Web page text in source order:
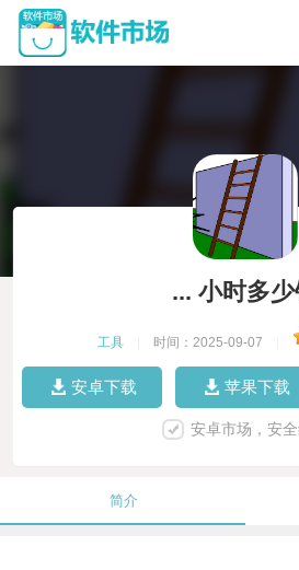
... 小时多
工具 时间：2025-09-07
安卓下载 苹果下载
安卓市场，安
简介